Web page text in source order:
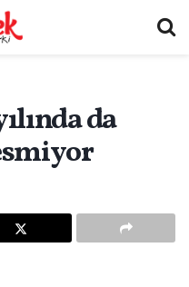
da